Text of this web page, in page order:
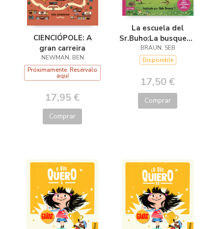
CIENCIÓPOLE: A
gran carreira
NEWMAN, BEN
Próximamente. Resérvalo
aquí
17,95 €
Comprar
La escuela del
Sr.Buho:La busqueda
del tesoro
BRAUN, SEB
Disponible
17,50 €
Comprar